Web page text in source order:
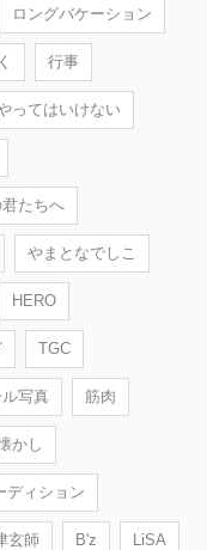
ロングバケーション
行事
ってはいけない
たちへ
やまとなでしこ
HERO
TGC
写真 筋肉
かし
ディション
玄師 B'z LiSA